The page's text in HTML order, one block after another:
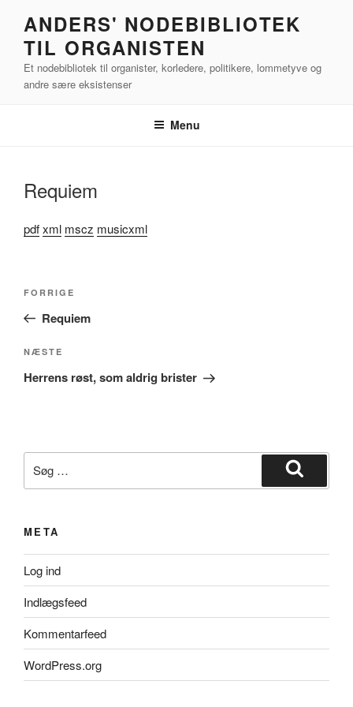
indhold
ANDERS' NODEBIBLIOTEK
TIL ORGANISTEN
Et nodebibliotek til organister, korledere, politikere, lommetyve og
andre sære eksistenser
Menu
Requiem
pdfxml mscz musicxml
Forrige
indlæg
FORRIGE
Requiem
Næste
indlæg
NÆSTE
Herrens røst, som aldrig brister
efter:
Søg
META
Log ind
Indlægsfeed
Kommentarfeed
WordPress.org